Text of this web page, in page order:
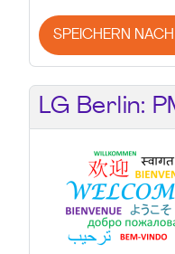
SPEICHERN NACH
LG Berlin: